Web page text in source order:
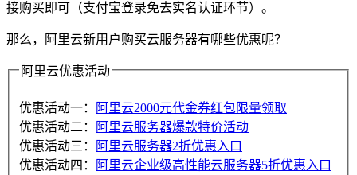
接购买即可（支付宝登录免去实名认证环节）。
那么，阿里云新用户购买云服务器有哪些优惠呢？
阿里云优惠活动
优惠活动一：
阿里云2000元代金券红包限量领取
优惠活动二：
阿里云服务器爆款特价活动
优惠活动三：
阿里云服务器2折优惠入口
优惠活动四：
阿里云企业级高性能云服务器5折优惠入口